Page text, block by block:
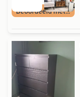
Beoordeeld met 9+